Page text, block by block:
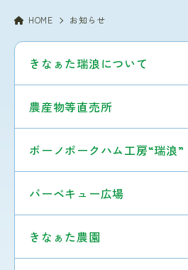
HOME お知らせ
きなぁた瑞浪について
農産物等直売所
ボーノポークハム工房“瑞浪”
バーベキュー広場
きなぁた農園